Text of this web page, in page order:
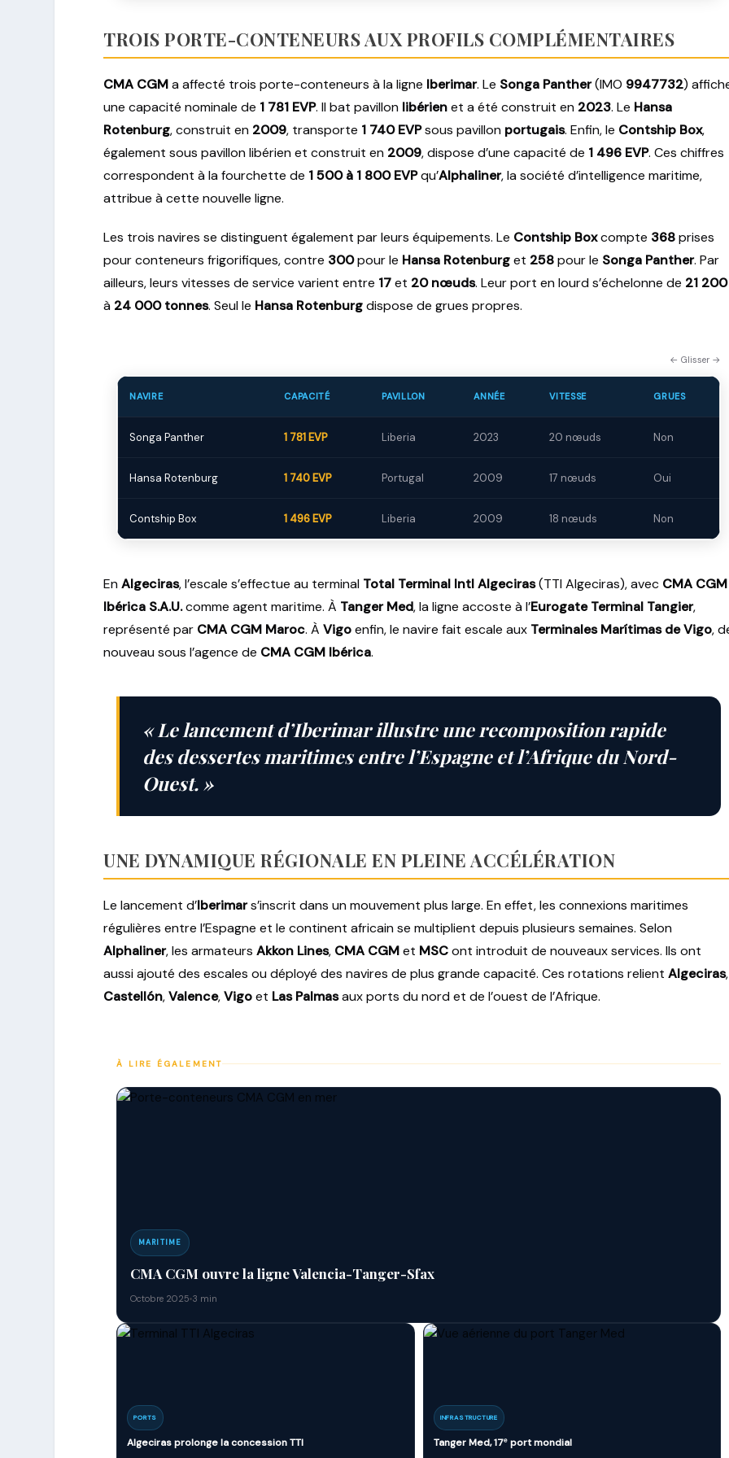
TROIS PORTE-CONTENEURS AUX PROFILS COMPLÉMENTAIRES
CMA CGMa affecté trois porte-conteneurs à la ligne Iberimar. Le Songa Panther(IMO 9947732)
une capacité nominale de 1 781 EVP. Il bat pavillon libérienet a été construit en 2023. Le Hansa
Rotenburg, construit en 2009, transporte 1 740 EVPsous pavillon portugais. Enfin, le Contship Box,
également sous pavillon libérien et construit en 2009, dispose d’une capacité de 1 496 EVP. Ces chiffres
correspondent à la fourchette de 1 500 à 1 800 EVPqu’Alphaliner, la société d’intelligence maritime,
attribue à cette nouvelle ligne.
Les trois navires se distinguent également par leurs équipements. Le Contship Boxcompte 368prises
pour conteneurs frigorifiques, contre 300pour le Hansa Rotenburget 258pour le Songa Panther. Par
ailleurs, leurs vitesses de service varient entre 17et 20 nœuds. Leur port en lourd s’échelonne de 21 200
à 24 000 tonnes. Seul le Hansa Rotenburgdispose de grues propres.
← Glisser →
NAVIRE CAPACITÉ PAVILLON ANNÉE VITESSE GRUES
Songa Panther 1 781 EVP Liberia 2023 20 nœuds Non
Hansa Rotenburg 1 740 EVP Portugal 2009 17 nœuds Oui
Contship Box 1 496 EVP Liberia 2009 18 nœuds Non
EnAlgeciras, l’escale s’effectue au terminal Total Terminal Intl Algeciras(TTI Algeciras), avec CMA CGM
Ibérica S.A.U.comme agent maritime. À Tanger Med, la ligne accoste à l’Eurogate Terminal Tangier,
représenté par CMA CGM Maroc. ÀVigoenfin, le navire fait escale aux Terminales Marítimas de Vigo,
nouveau sous l’agence de CMA CGM Ibérica.
« Le lancement d’Iberimar illustre une recomposition rapide
des dessertes maritimes entre l’Espagne et l’Afrique du Nord-
Ouest. »
UNE DYNAMIQUE RÉGIONALE EN PLEINE ACCÉLÉRATION
Le lancement d’Iberimars’inscrit dans un mouvement plus large. En effet, les connexions maritimes
régulières entre l’Espagne et le continent africain se multiplient depuis plusieurs semaines. Selon
Alphaliner, les armateursAkkon Lines, CMA CGMet MSCont introduit de nouveaux services. Ils ont
aussi ajouté des escales ou déployé des navires de plus grande capacité. Ces rotations relientAlgeciras,
Castellón,Valence,Vigoet Las Palmasaux ports du nord et de l’ouest de l’Afrique.
À LIRE ÉGALEMENT
MARITIME
CMA CGM ouvre la ligne Valencia-Tanger-Sfax
Octobre 2025 3 min
PORTS
Algeciras prolonge la concession TTI
INFRASTRUCTURE
Tanger Med, 17ᵉ port mondial